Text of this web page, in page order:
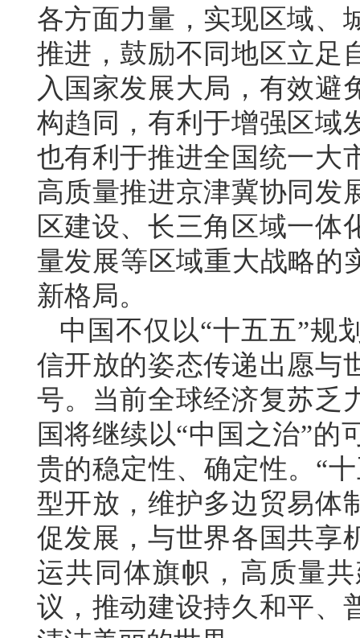
各方面力量，实现区域、
推进，鼓励不同地区立足
入国家发展大局，有效避
构趋同，有利于增强区域
也有利于推进全国统一大
高质量推进京津冀协同发
区建设、长三角区域一体
量发展等区域重大战略的
新格局。
中国不仅以“十五五”规
信开放的姿态传递出愿与
号。当前全球经济复苏乏
国将继续以“中国之治”的
贵的稳定性、确定性。“
型开放，维护多边贸易体
促发展，与世界各国共享
运共同体旗帜，高质量
议，推动建设持久和平、